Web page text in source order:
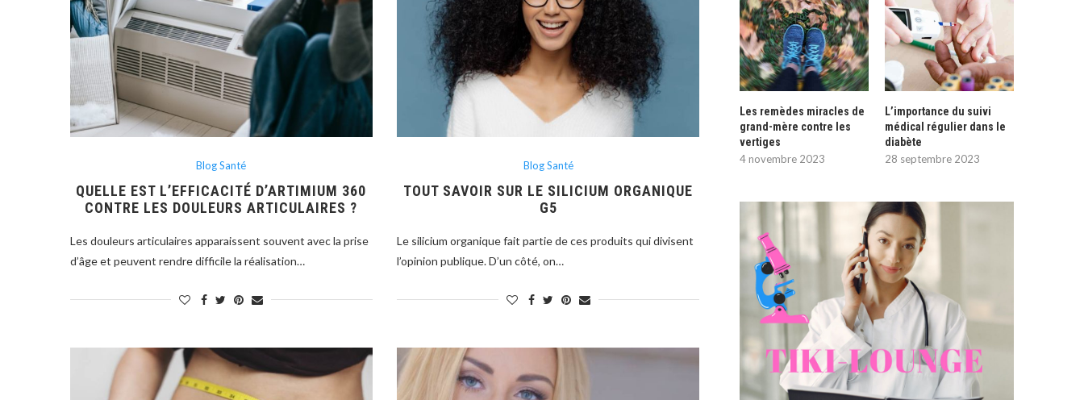
Blog Santé
QUELLE EST L’EFFICACITÉ D’ARTIMIUM 360
CONTRE LES DOULEURS ARTICULAIRES ?
Les douleurs articulaires apparaissent souvent avec la prise
d’âge et peuvent rendre difficile la réalisation…
Blog Santé
TOUT SAVOIR SUR LE SILICIUM ORGANIQUE
G5
Le silicium organique fait partie de ces produits qui divisent
l’opinion publique. D’un côté, on…
Les remèdes miracles de
grand-mère contre les
vertiges
4 novembre 2023
L’importance du suivi
médical régulier dans le
diabète
28 septembre 2023